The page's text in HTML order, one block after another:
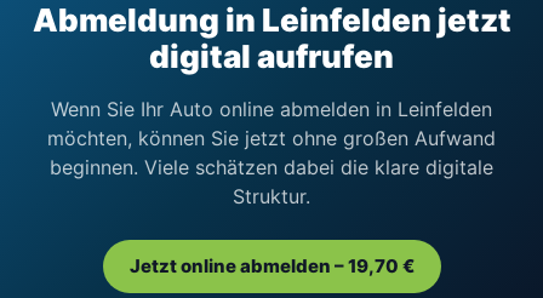
Abmeldung in Leinfelden jetzt
digital aufrufen
Wenn Sie Ihr Auto online abmelden in Leinfelden
möchten, können Sie jetzt ohne großen Aufwand
beginnen. Viele schätzen dabei die klare digitale
Struktur.
Jetzt online abmelden – 19,70 €